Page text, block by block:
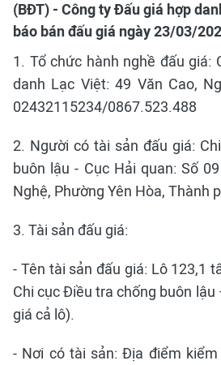
(BĐT) - Công ty Đấu giá hợp
báo bán đấu giá ngày 23/03/
1. Tổ chức hành nghề đấu giá:
danh Lạc Việt: 49 Văn Cao,
02432115234/0867.523.488
2. Người có tài sản đấu giá:
buôn lậu - Cục Hải quan: Số
Nghệ, Phường Yên Hòa, Thành
3. Tài sản đấu giá:
- Tên tài sản đấu giá: Lô 123,1
Chi cục Điều tra chống buôn lậu
giá cả lô).
- Nơi có tài sản: Địa điểm